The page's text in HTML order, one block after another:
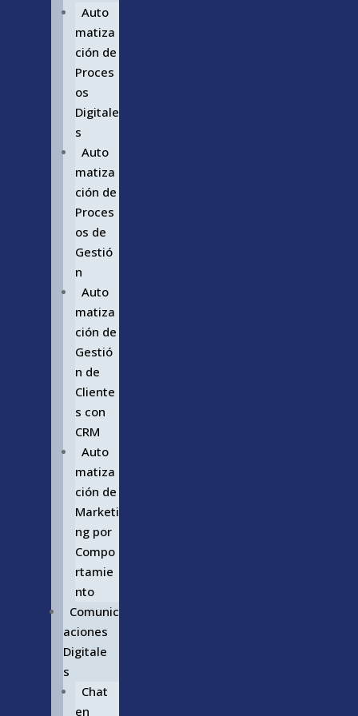
Auto
matiza
ción de
Proces
os
Digitale
s
Auto
matiza
ción de
Proces
os de
Gestió
n
Auto
matiza
ción de
Gestió
n de
Cliente
s con
CRM
Auto
matiza
ción de
Marketi
ng por
Compo
rtamie
nto
Comunic
aciones
Digitale
s
Chat
en